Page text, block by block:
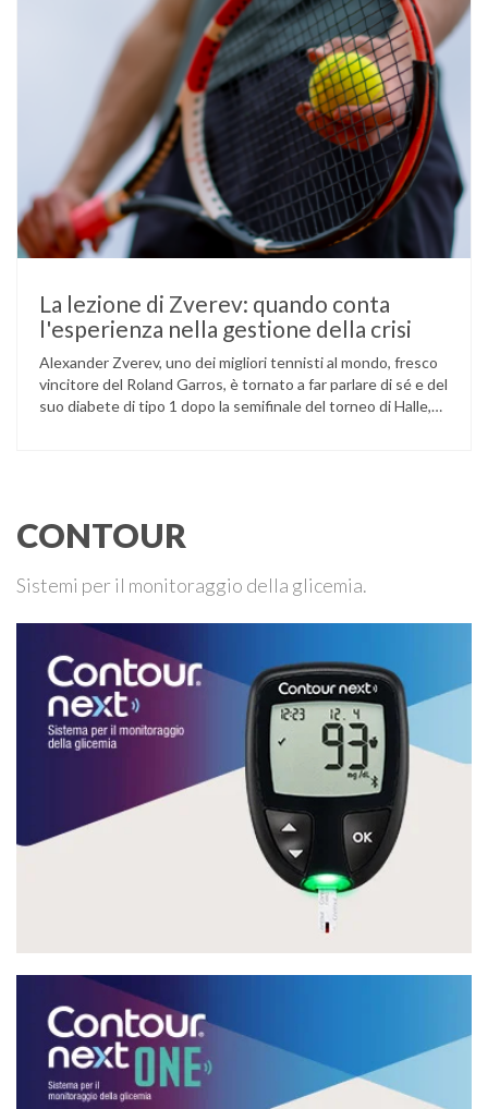
La lezione di Zverev: quando conta
l'esperienza nella gestione della crisi
Alexander Zverev, uno dei migliori tennisti al mondo, fresco
vincitore del Roland Garros, è tornato a far parlare di sé e del
suo diabete di tipo 1 dopo la semifinale del torneo di Halle,
CONTOUR
Sistemi per il monitoraggio della glicemia.